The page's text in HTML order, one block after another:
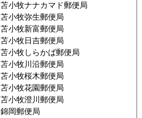
苫小牧ナナカマド郵便局
苫小牧弥生郵便局
苫小牧新富郵便局
苫小牧日吉郵便局
苫小牧しらかば郵便局
苫小牧川沿郵便局
苫小牧桜木郵便局
苫小牧花園郵便局
苫小牧澄川郵便局
錦岡郵便局